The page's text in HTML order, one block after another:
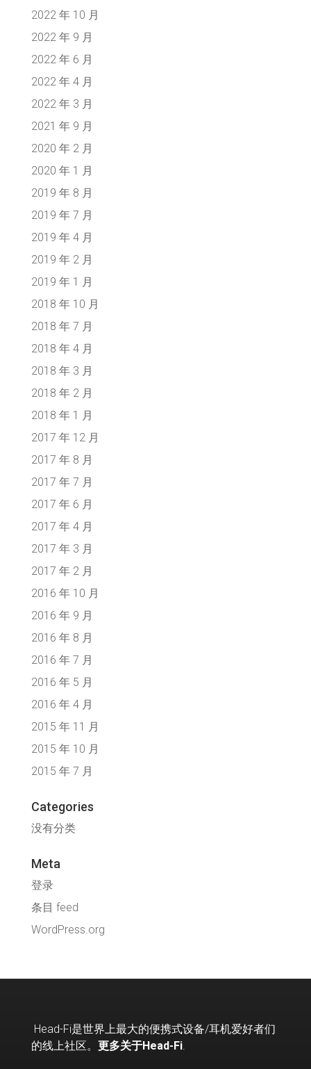
2022 年 10 月
2022 年 9 月
2022 年 6 月
2022 年 4 月
2022 年 3 月
2021 年 9 月
2020 年 2 月
2020 年 1 月
2019 年 8 月
2019 年 7 月
2019 年 4 月
2019 年 2 月
2019 年 1 月
2018 年 10 月
2018 年 7 月
2018 年 4 月
2018 年 3 月
2018 年 2 月
2018 年 1 月
2017 年 12 月
2017 年 8 月
2017 年 7 月
2017 年 6 月
2017 年 4 月
2017 年 3 月
2017 年 2 月
2016 年 10 月
2016 年 9 月
2016 年 8 月
2016 年 7 月
2016 年 5 月
2016 年 4 月
2015 年 11 月
2015 年 10 月
2015 年 7 月
Categories
没有分类
Meta
登录
条目 feed
WordPress.org
Head-Fi是世界上最大的便携式设备/耳机爱好者们
的线上社区。 更多关于Head-Fi.